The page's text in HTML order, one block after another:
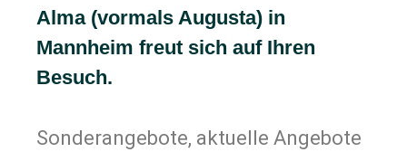
Alma (vormals Augusta) in
Mannheim freut sich auf Ihren
Besuch.
Sonderangebote, aktuelle Angebote